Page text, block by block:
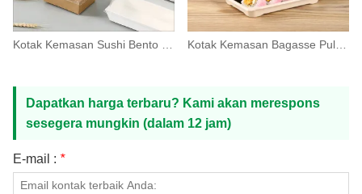
Dapatkan harga terbaru? Kami akan merespons
sesegera mungkin (dalam 12 jam)
E-mail : *